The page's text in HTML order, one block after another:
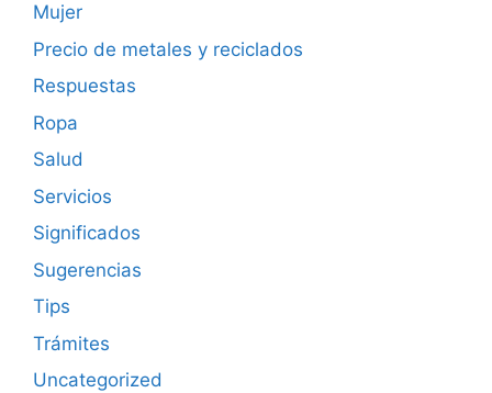
Mujer
Precio de metales y reciclados
Respuestas
Ropa
Salud
Servicios
Significados
Sugerencias
Tips
Trámites
Uncategorized